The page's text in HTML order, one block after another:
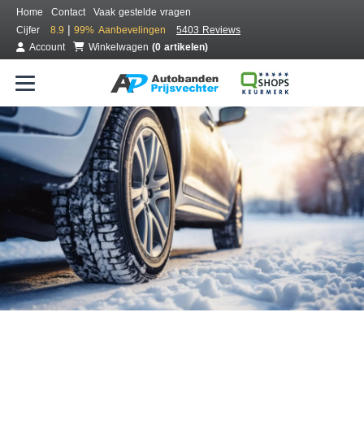
Home Contact
Vaak gestelde vragen
Cijfer
8.9 | 99% Aanbevelingen
5403 Reviews
Account
Winkelwagen (0 artikelen)
Bestel voordelig winterbanden
Gratis bezorgd of montage bij jou in de buurt
Seizoen:
Merken: